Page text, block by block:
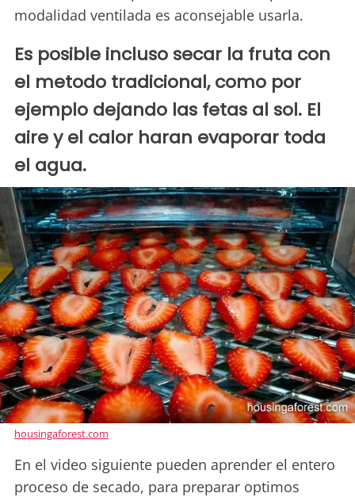
modalidad ventilada es aconsejable usarla.
Es posible incluso secar la fruta con
el metodo tradicional, como por
ejemplo dejando las fetas al sol. El
aire y el calor haran evaporar toda
el agua.
housingaforest.com
En el video siguiente pueden aprender el entero
proceso de secado, para preparar optimos